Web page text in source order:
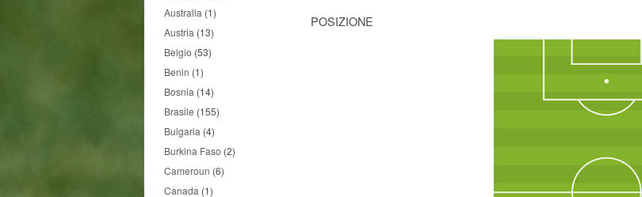
Australia (1)
Austria (13)
Belgio (53)
Benin (1)
Bosnia (14)
Brasile (155)
Bulgaria (4)
Burkina Faso (2)
Cameroun (6)
Canada (1)
POSIZIONE